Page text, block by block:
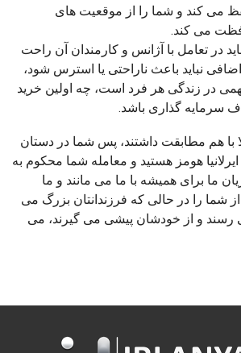
می کند و شما را از موقعیت های
می کند.
در تعامل با آژانس و کارمندان آن راحت
نباید باعث ناراحتی یا استرس شود،
در زندگی هر فرد است، چه اولین خرید
سرمایه گذاری باشد.
با هم مطابقت داشتند، پس شما در دستان
هومز هستید و معامله شما محکوم به
ما برای همیشه با ما می مانند و ما
شما را در حالی که فرزندانتان بزرگ می
رسند و از خودشان پیشی می گیرند، می